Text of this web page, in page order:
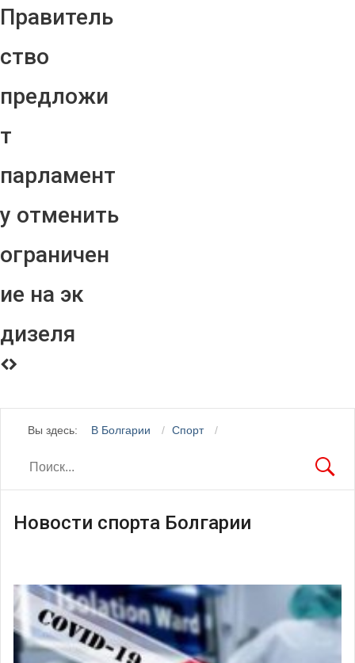
Правитель
ство
предложи
т
парламент
у отменить
ограничен
ие на эк
дизеля
Вы здесь: В Болгарии Спорт
Новости спорта Болгарии